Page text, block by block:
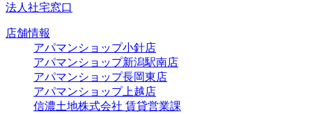
法人社宅窓口
店舗情報
アパマンショップ小針店
アパマンショップ新潟駅南店
アパマンショップ長岡東店
アパマンショップ上越店
信濃土地株式会社 賃貸営業課